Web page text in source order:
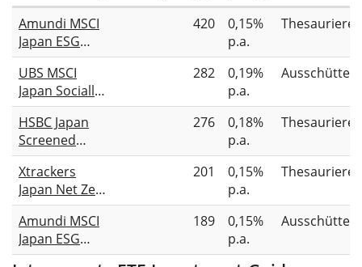
Amundi MSCI
Japan ESG
Broad
Transition
UCITS ETF EUR
Acc
420
0,15%
p.a.
UBS MSCI
Japan Socially
Responsible
UCITS ETF JPY
dis
282
0,19%
p.a.
HSBC Japan
Screened
Equity UCITS
ETF USD (Acc)
276
0,18%
p.a.
Xtrackers
Japan Net Zero
Pathway Paris
Aligned UCITS
ETF 1C
201
0,15%
p.a.
Amundi MSCI
Japan ESG
Broad
189
0,15%
p.a.